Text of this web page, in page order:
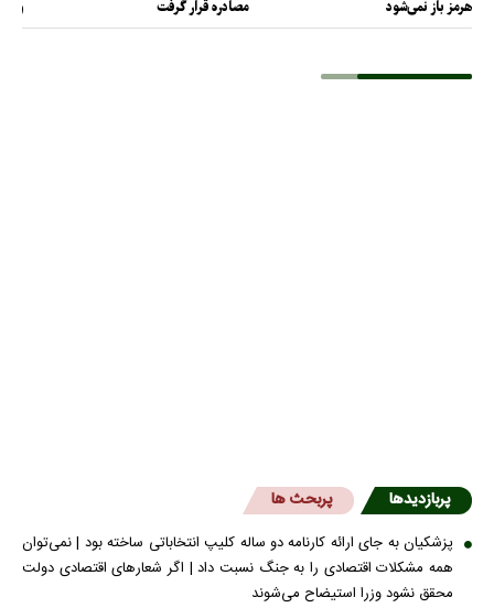
هرمز باز نمی‌شود
مصادره قرار گرفت
و
پربازدیدها پربحث ها
پزشکیان به جای ارائه کارنامه دو ساله کلیپ انتخاباتی ساخته بود | نمی‌توان
همه مشکلات اقتصادی را به جنگ نسبت داد | اگر شعار‌های اقتصادی دولت
محقق نشود وزرا استیضاح می‌شوند